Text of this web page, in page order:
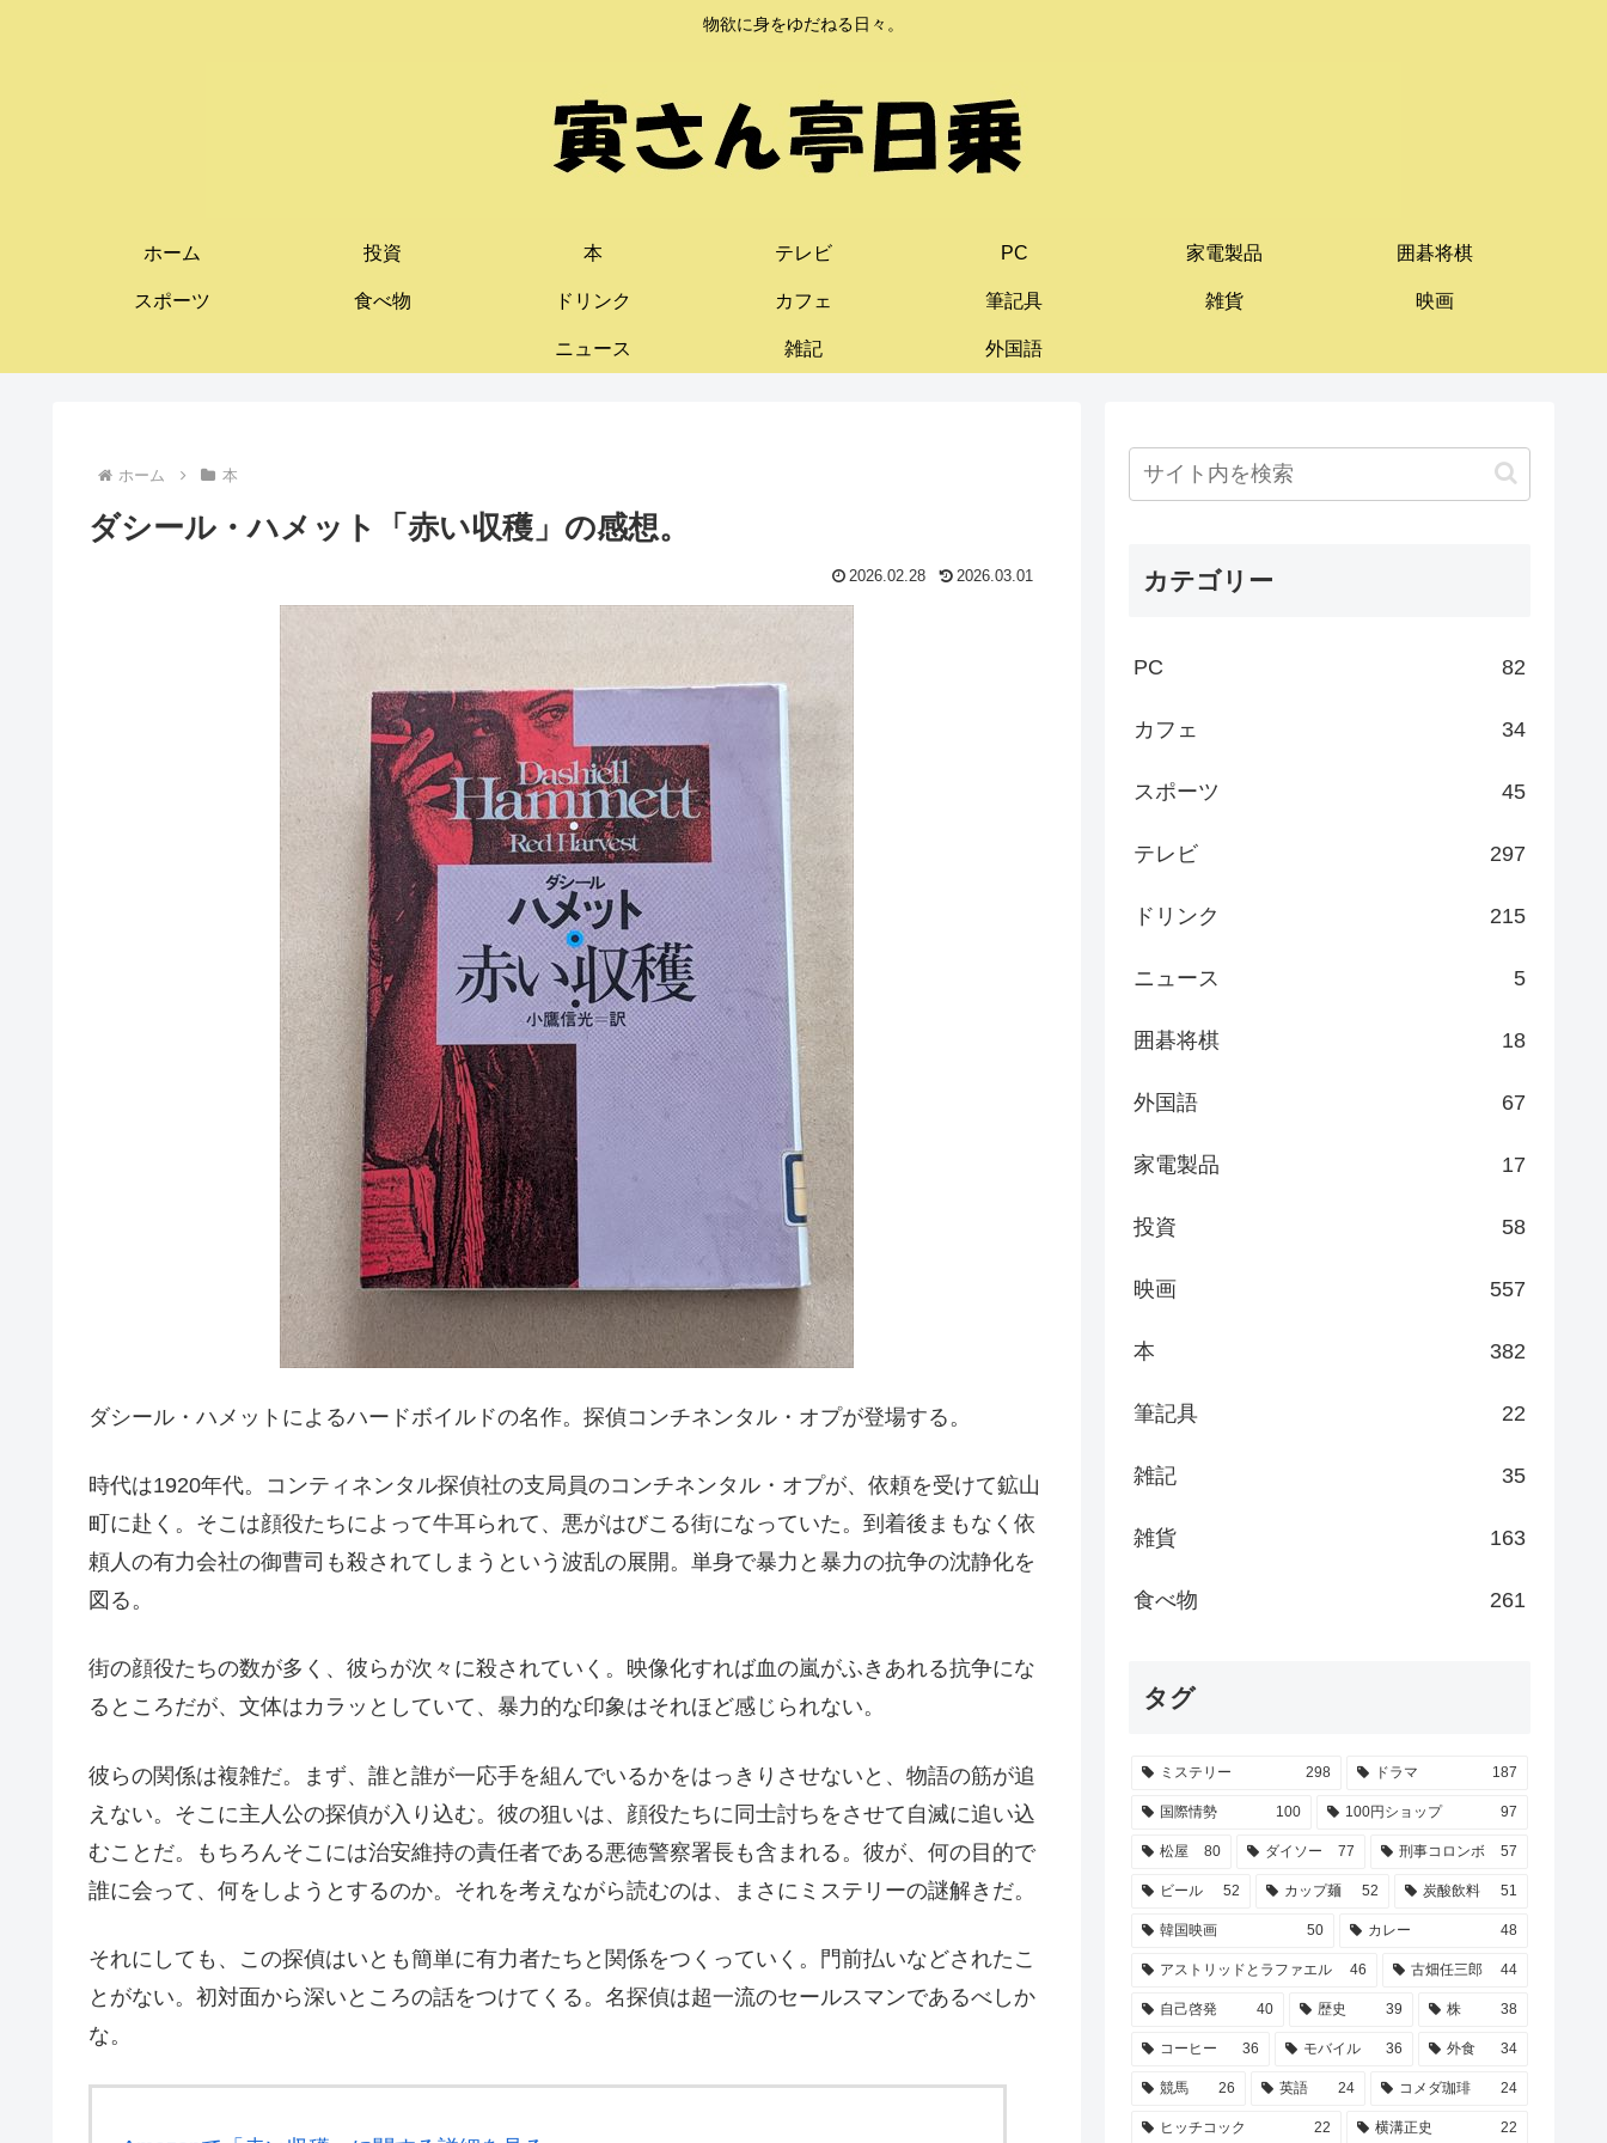
物欲に身をゆだねる日々。
ホーム 投資 本 テレビ PC 家電製品 囲碁将棋
スポーツ 食べ物 ドリンク カフェ 筆記具 雑貨 映画
ニュース 雑記 外国語
ホーム 本
ダシール・ハメット「赤い収穫」の感想。
2026.02.28 2026.03.01
ダシール・ハメットによるハードボイルドの名作。探偵コンチネンタル・オプが登場する。
時代は1920年代。コンティネンタル探偵社の支局員のコンチネンタル・オプが、依頼を受けて鉱山
町に赴く。そこは顔役たちによって牛耳られて、悪がはびこる街になっていた。到着後まもなく依
頼人の有力会社の御曹司も殺されてしまうという波乱の展開。単身で暴力と暴力の抗争の沈静化を
図る。
街の顔役たちの数が多く、彼らが次々に殺されていく。映像化すれば血の嵐がふきあれる抗争にな
るところだが、文体はカラッとしていて、暴力的な印象はそれほど感じられない。
彼らの関係は複雑だ。まず、誰と誰が一応手を組んでいるかをはっきりさせないと、物語の筋が追
えない。そこに主人公の探偵が入り込む。彼の狙いは、顔役たちに同士討ちをさせて自滅に追い込
むことだ。もちろんそこには治安維持の責任者である悪徳警察署長も含まれる。彼が、何の目的で
誰に会って、何をしようとするのか。それを考えながら読むのは、まさにミステリーの謎解きだ。
それにしても、この探偵はいとも簡単に有力者たちと関係をつくっていく。門前払いなどされたこ
とがない。初対面から深いところの話をつけてくる。名探偵は超一流のセールスマンであるべしか
な。
カテゴリー
PC 82
カフェ 34
スポーツ 45
テレビ 297
ドリンク 215
ニュース 5
囲碁将棋 18
外国語 67
家電製品 17
投資 58
映画 557
本 382
筆記具 22
雑記 35
雑貨 163
食べ物 261
タグ
ミステリー 298 ドラマ 187
国際情勢 100 100円ショップ 97
松屋 80 ダイソー 77 刑事コロンボ 57
ビール 52 カップ麺 52 炭酸飲料 51
韓国映画 50 カレー 48
アストリッドとラファエル 46 古畑任三郎 44
自己啓発 40 歴史 39 株 38
コーヒー 36 モバイル 36 外食 34
競馬 26 英語 24 コメダ珈琲 24
ヒッチコック 22 横溝正史 22